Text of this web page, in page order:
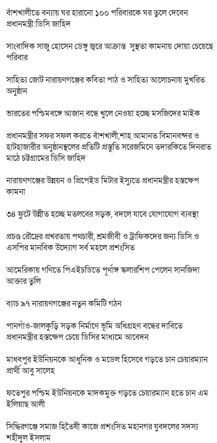
বাঁশখালীতে বন্যায় ঘর হারানো ১০০ পরিবারকে ঘর তুলে দেবেন
প্রধানমন্ত্রী:ডিসি জাহিদ
সাংবাদিক সাজু হোসেন ডেঙ্গু জ্বরে আক্রান্ত সুস্থতা কামনায় দোয়া চেয়েছে
পরিবার
সাহিত্য জোট নারায়ণগঞ্জের কবিতা পাঠ ও সাহিত্য আলোচনায় মুখরিত
অনুষ্ঠান
ভারতের পশ্চিমবঙ্গে আজান বন্ধে খুলে নেওয়া হচ্ছে মসজিদের মাইক
প্রধানমন্ত্রীর সফর সফল করতে বাঁশখালী,শাহ আমানত বিমানবন্দর ও
হাটহাজারীর অনুষ্ঠানস্থলের প্রতিটি প্রস্তুতি সরেজমিনে তদারকিতে দিনরাত
মাঠে চট্টগ্রামের ডিসি জাহিদ
নারায়ণগঞ্জের উন্নয়ন ও প্রিপেইড মিটার ইস্যুতে প্রধানমন্ত্রীর হস্তক্ষেপ
কামনা
৩৪ ফুটে উন্নীত হচ্ছে মতলবের সড়ক, বদলে যাবে যোগাযোগ ব্যবস্থা
প্রচণ্ড রৌদ্রের প্রখরতায় পথচারী, শ্রমজীবী ও ট্রাফিকদের জন্য ডিসি ও
এসপির মানবিক উদ্যোগ সর্ব মহলে প্রশংসিত
আমেরিকায় গণিতে পিএইচডিতে পূর্ণাঙ্গ স্কলারশিপ পেলেন সানজিদা
আক্তার তুলি
ব্যাচ ৯৭ নারায়ণগঞ্জের নতুন কমিটি গঠন
পানগাঁও-জালকুড়ি সড়ক নির্মাণে ভূমি অধিগ্রহণ বন্ধের দাবিতে
প্রধানমন্ত্রীর হস্তক্ষেপ চেয়ে ডিসির মাধ্যমে আবেদন
মাধবপুর ইউনিয়নকে আধুনিক ও মডেল হিসেবে গড়তে চান চেয়ারম্যান
প্রার্থী আবু সালেহ
ফতেপুর পশ্চিম ইউনিয়নকে মাদকমুক্ত গড়তে চেয়ারম্যান হতে চান এম
ইলিয়াছ আলী
সিদ্ধিরগঞ্জে‌ সমাজ হিতৈষী কাজে প্রশংসিত মহানগর যুবদলের সদস্য
শহীদুল ইসলাম